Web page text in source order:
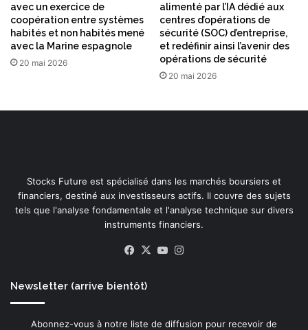
avec un exercice de
coopération entre systèmes
habités et non habités mené
avec la Marine espagnole
20 mai 2026
alimenté par l’IA dédié aux
centres d’opérations de
sécurité (SOC) d’entreprise,
et redéfinir ainsi l’avenir des
opérations de sécurité
20 mai 2026
Stocks Future est spécialisé dans les marchés boursiers et
financiers, destiné aux investisseurs actifs. Il couvre des sujets
tels que l'analyse fondamentale et l'analyse technique sur divers
instruments financiers.
Facebook
X YouTube
Newsletter (arrive bientôt)
Abonnez-vous à notre liste de diffusion pour recevoir de